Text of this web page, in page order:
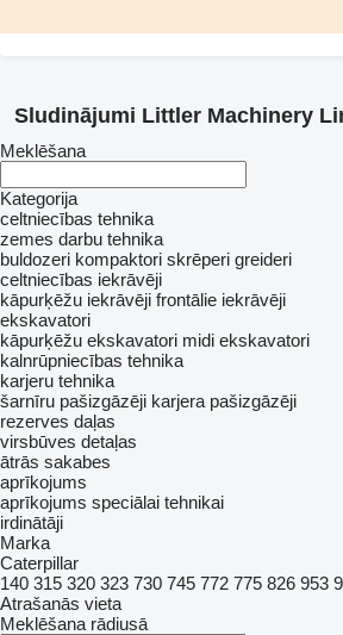
Sludinājumi Littler Machinery
Meklēšana
Kategorija
celtniecības tehnika
zemes darbu tehnika
buldozeri kompaktori skrēperi greideri
celtniecības iekrāvēji
kāpurķēžu iekrāvēji frontālie iekrāvēji
ekskavatori
kāpurķēžu ekskavatori midi ekskavatori
kalnrūpniecības tehnika
karjeru tehnika
šarnīru pašizgāzēji karjera pašizgāzēji
rezerves daļas
virsbūves detaļas
ātrās sakabes
aprīkojums
aprīkojums speciālai tehnikai
irdinātāji
Marka
Caterpillar
140 315 320 323 730 745 772 775 826 953
Atrašanās vieta
Meklēšana rādiusā